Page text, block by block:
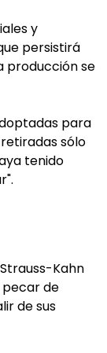
y
persistirá
producción se
para
sólo
tenido
Kahn
de
de sus